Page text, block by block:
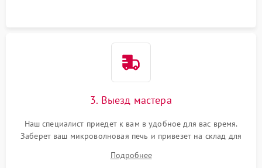
3. Выезд мастера
Наш специалист приедет к вам в удобное для вас время.
Заберет ваш микроволновая печь и привезет на склад для
Подробнее